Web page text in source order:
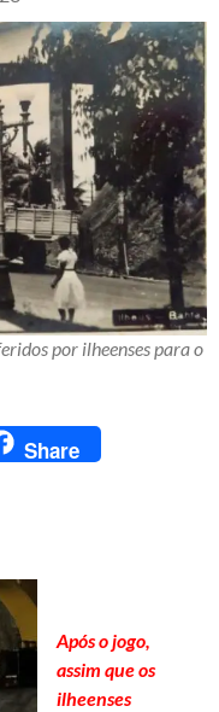
por ilheenses para o
Share
Após o jogo,
assim que os
ilheenses